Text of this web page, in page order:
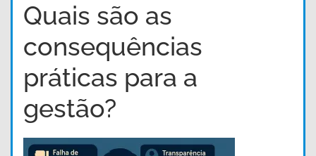
Quais são as
consequências
práticas para a
gestão?